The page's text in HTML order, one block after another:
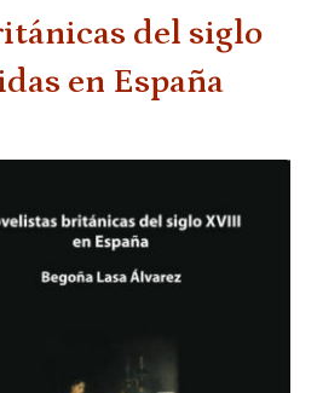
del siglo
en España